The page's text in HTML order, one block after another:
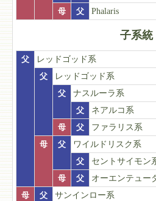
母
父 Phalaris
子系統
父
レッドゴッド系
父
レッドゴッド系
父
ナスルーラ系
父
ネアルコ系
母
父
ファラリス系
母
父
ワイルドリスク系
父
セントサイモン
母
父
オーエンテュー
母
父
サンインロー系